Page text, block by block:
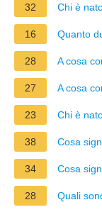
32 Chi è
16 Quanto
28 A cosa
27 A cosa
23 Chi è
38 Cosa
34 Cosa
28 Quali